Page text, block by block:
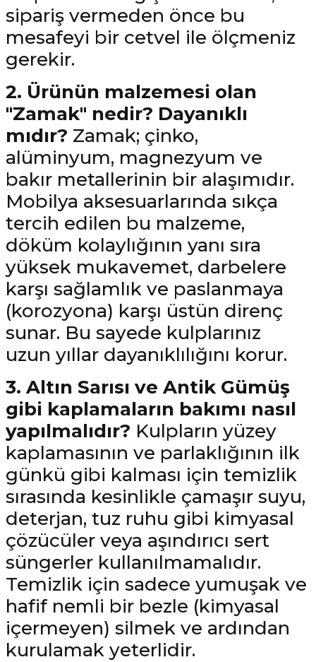
sipariş vermeden önce bu
mesafeyi bir cetvel ile ölçmeniz
gerekir.
2. Ürünün malzemesi olan
"Zamak" nedir? Dayanıklı
mıdır? Zamak; çinko,
alüminyum, magnezyum ve
bakır metallerinin bir alaşımıdır.
Mobilya aksesuarlarında sıkça
tercih edilen bu malzeme,
döküm kolaylığının yanı sıra
yüksek mukavemet, darbelere
karşı sağlamlık ve paslanmaya
(korozyona) karşı üstün direnç
sunar. Bu sayede kulplarınız
uzun yıllar dayanıklılığını korur.
3. Altın Sarısı ve Antik Gümüş
gibi kaplamaların bakımı nasıl
yapılmalıdır? Kulpların yüzey
kaplamasının ve parlaklığının ilk
günkü gibi kalması için temizlik
sırasında kesinlikle çamaşır suyu,
deterjan, tuz ruhu gibi kimyasal
çözücüler veya aşındırıcı sert
süngerler kullanılmamalıdır.
Temizlik için sadece yumuşak ve
hafif nemli bir bezle (kimyasal
içermeyen) silmek ve ardından
kurulamak yeterlidir.